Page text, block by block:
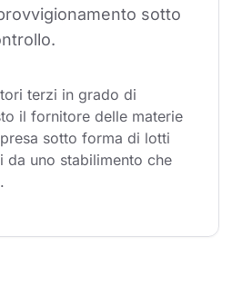
sotto
terzi in grado di
il fornitore delle materie
sotto forma di lotti
da uno stabilimento che